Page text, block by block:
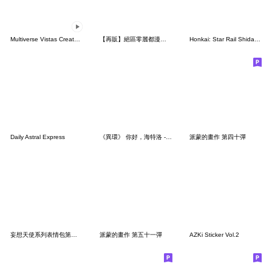
Daily Astral Express 派蒙的畫作 第四十彈
妄想天使系列表情包第二弹 派蒙的畫作 第五十一彈 AZKi Sticker Vol.2